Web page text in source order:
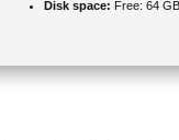
Disk space: Free: 64 GB